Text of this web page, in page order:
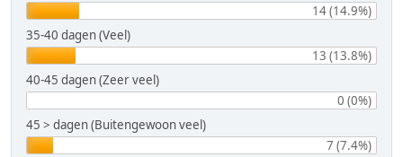
14 (14.9%)
35-40 dagen (Veel)
13 (13.8%)
40-45 dagen (Zeer veel)
0 (0%)
45 > dagen (Buitengewoon veel)
7 (7.4%)